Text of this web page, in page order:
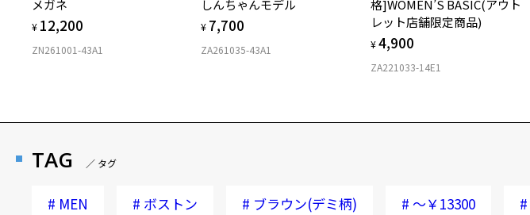
メガネ
¥ 12,200
ZN261001-43A1
しんちゃんモデル
¥ 7,700
ZA261035-43A1
格]WOMEN’S BASIC(アウト
レット店舗限定商品)
¥4,900
ZA221033-14E1
TAG ／ タグ
# MEN # ボストン # ブラウン(デミ柄) # ～￥13300 #